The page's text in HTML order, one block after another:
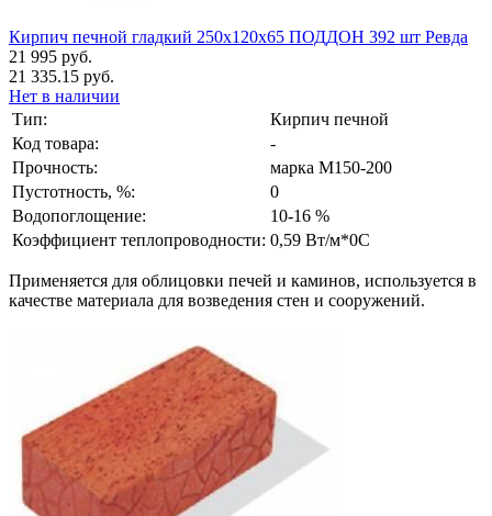
Кирпич печной гладкий 250x120x65 ПОДДОН 392 шт Ревда
21 995 руб.
21 335.15 руб.
Нет в наличии
Тип:
Кирпич печной
Код товара:
-
Прочность:
марка М150-200
Пустотность, %:
0
Водопоглощение:
10-16 %
Коэффициент теплопроводности: 0,59 Вт/м*0C
Применяется для облицовки печей и каминов, используется в
качестве материала для возведения стен и сооружений.